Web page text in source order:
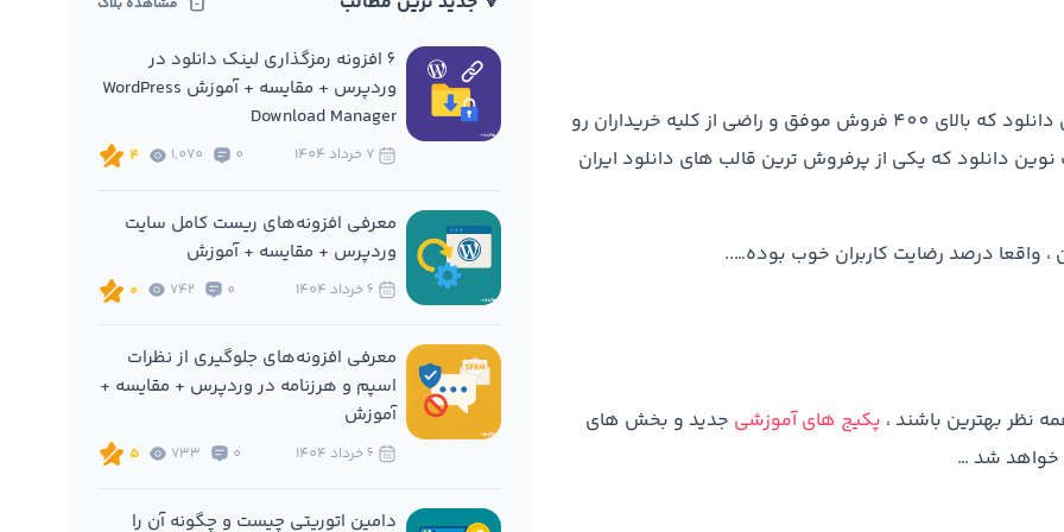
در بحث سوابق کاری ما یکی از بهترین قالب های سایت های دانلود که بالای 400 فروش موفق و راضی از کلیه خریداران رو
دانلود که یکی از پرفروش ترین قالب های دانلود ایران
درصد رضایت کاربران خوب بوده…..
نظر بهترین باشند ، پکیج های آموزشی جدید و بخش های
خواهد شد …
6 افزونه‌ رمزگذاری لینک دانلود در
وردپرس + مقایسه + آموزش WordPress
Download Manager
0
1,070
4
معرفی افزونه‌های ریست کامل سایت
وردپرس + مقایسه + آموزش
0
742
0
معرفی افزونه‌های جلوگیری از نظرات
اسپم و هرزنامه در وردپرس + مقایسه +
آموزش
0
733
5
دامین اتوریتی چیست و چگونه آن را